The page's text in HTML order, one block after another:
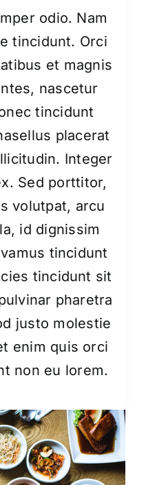
Kimchi
odio. Nam
tincidunt. Orci
et magnis
nascetur
tincidunt
placerat
Integer
Sed porttitor,
volutpat, arcu
id dignissim
tincidunt
tincidunt sit
pharetra
justo molestie
enim quis orci
non eu lorem.